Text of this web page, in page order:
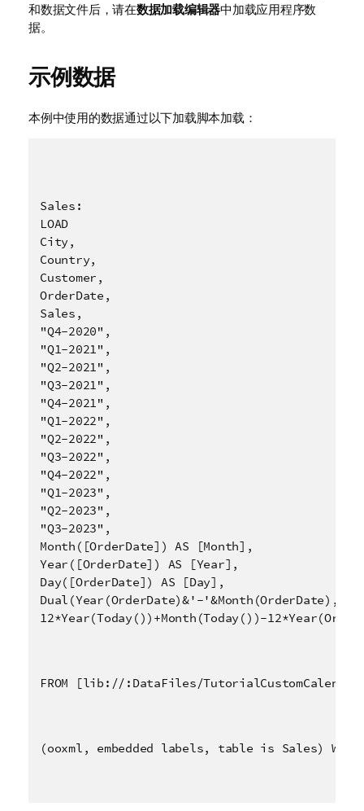
和数据文件后，请在数据加载编辑器中加载应用程序数
据。
示例数据
本例中使用的数据通过以下加载脚本加载：
Sales:
LOAD
City,
Country,
Customer,
OrderDate,
Sales,
"Q4-2020",
"Q1-2021",
"Q2-2021",
"Q3-2021",
"Q4-2021",
"Q1-2022",
"Q2-2022",
"Q3-2022",
"Q4-2022",
"Q1-2023",
"Q2-2023",
"Q3-2023",
Month([OrderDate]) AS [Month],
Year([OrderDate]) AS [Year],
Day([OrderDate]) AS [Day],
Dual(Year(OrderDate)&'-'&Month(OrderDate),
12*Year(Today())+Month(Today())-
FROM [lib://:DataFiles/
(ooxml, embedded labels, table is Sales)